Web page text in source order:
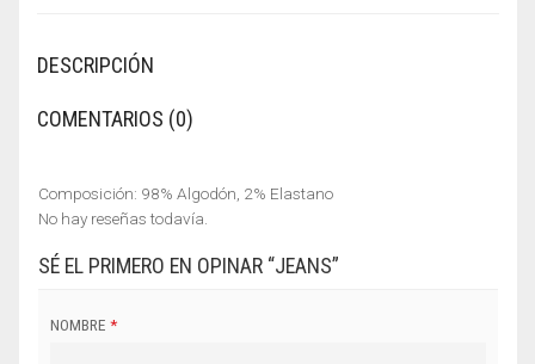
DESCRIPCIÓN
COMENTARIOS (0)
Composición: 98% Algodón, 2% Elastano
No hay reseñas todavía.
SÉ EL PRIMERO EN OPINAR “JEANS”
NOMBRE *